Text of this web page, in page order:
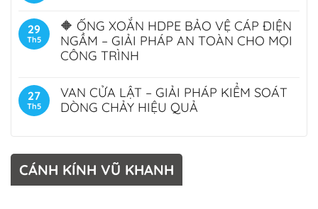
29
Th5
🔶 ỐNG XOẮN HDPE BẢO VỆ CÁP ĐIỆN
NGẦM – GIẢI PHÁP AN TOÀN CHO MỌI
CÔNG TRÌNH
27
Th5
VAN CỬA LẬT – GIẢI PHÁP KIỂM SOÁT
DÒNG CHẢY HIỆU QUẢ
CÁNH KÍNH VŨ KHANH